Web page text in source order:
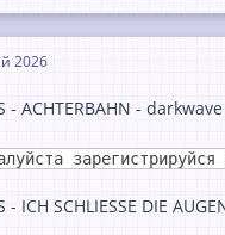
2026
- ACHTERBAHN - darkwave
- ICH SCHLIESSE DIE